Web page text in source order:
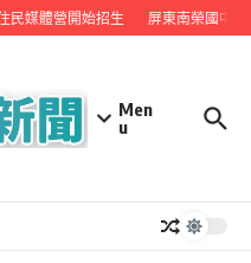
民媒體營開始招生 屏東南榮國中
Men
u